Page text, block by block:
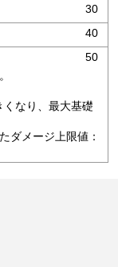
30
40
50
なり、最大基礎
ダメージ上限値：